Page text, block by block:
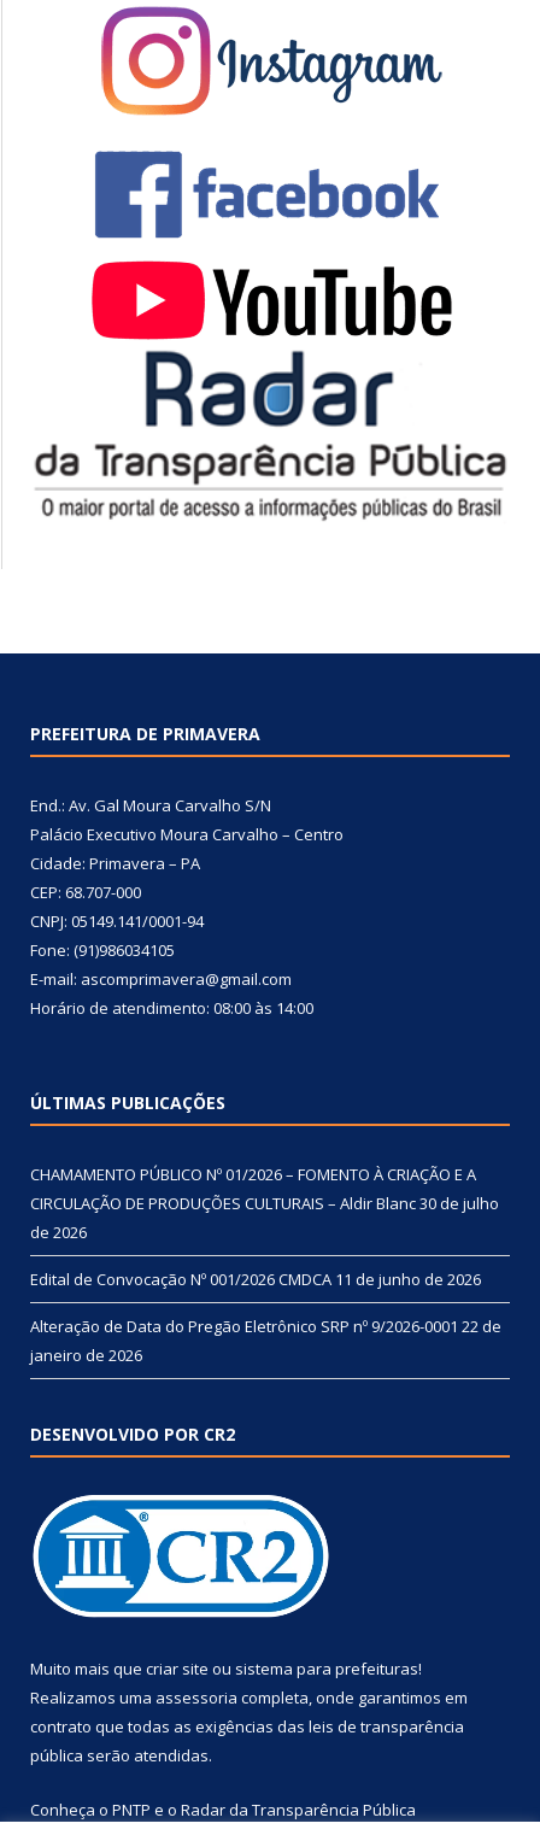
PREFEITURA DE PRIMAVERA
End.: Av. Gal Moura Carvalho S/N
Palácio Executivo Moura Carvalho – Centro
Cidade: Primavera – PA
CEP: 68.707-000
CNPJ: 05149.141/0001-94
Fone: (91)986034105
E-mail: ascomprimavera@gmail.com
Horário de atendimento: 08:00 às 14:00
ÚLTIMAS PUBLICAÇÕES
CHAMAMENTO PÚBLICO Nº 01/2026 – FOMENTO À CRIAÇÃO E A
CIRCULAÇÃO DE PRODUÇÕES CULTURAIS – Aldir Blanc30 de julho
de 2026
Edital de Convocação Nº 001/2026 CMDCA 11 de junho de 2026
Alteração de Data do Pregão Eletrônico SRP nº 9/2026-0001 22 de
janeiro de 2026
DESENVOLVIDO POR CR2
Muito mais que criar site ou sistema para prefeituras!
Realizamos uma assessoria completa, onde garantimos em
contrato que todas as exigências das leis de transparência
pública serão atendidas.
Conheça o PNTP e o Radar da Transparência Pública